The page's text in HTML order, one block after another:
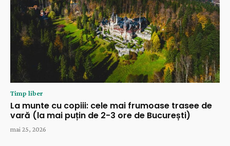
Timp liber
La munte cu copiii: cele mai frumoase trasee de
vară (la mai puțin de 2-3 ore de București)
mai 25, 2026